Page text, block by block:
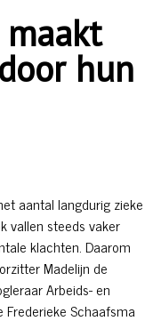
maakt
hun
aantal langdurig zieke
vallen steeds vaker
klachten. Daarom
Madelijn de
Arbeids- en
Schaafsma